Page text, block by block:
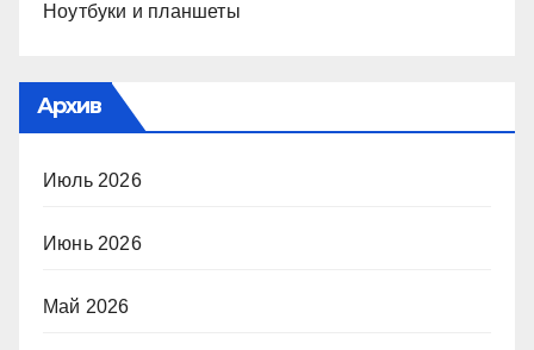
Ноутбуки и планшеты
Архив
Июль 2026
Июнь 2026
Май 2026